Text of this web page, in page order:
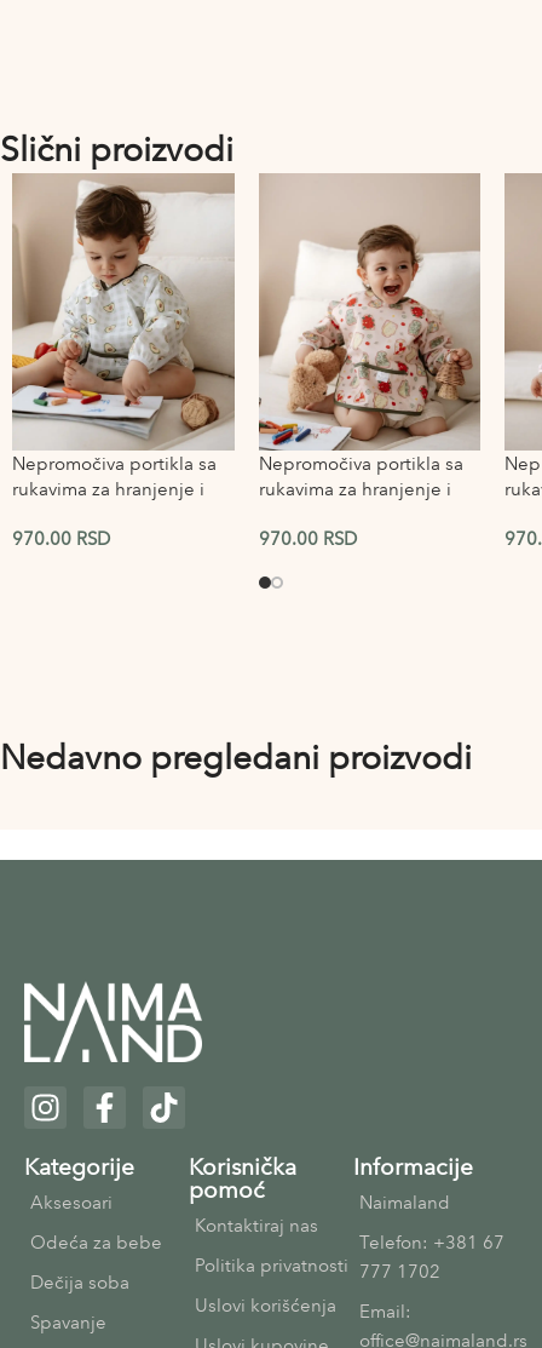
Slični proizvodi
Nepromočiva portikla sa
rukavima za hranjenje i
970.00 RSD
Nepromočiva portikla sa
rukavima za hranjenje i
970.00 RSD
Nedavno pregledani proizvodi
Kategorije
Aksesoari
Odeća za bebe
Dečija soba
Spavanje
Korisnička
pomoć
Kontaktiraj nas
Politika privatnosti
Uslovi korišćenja
Informacije
Naimaland
Telefon: +381 67
777 1702
Email:
office@naimaland.rs